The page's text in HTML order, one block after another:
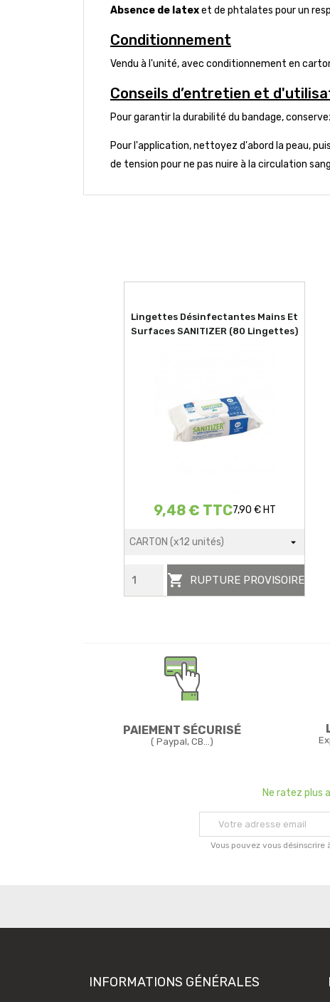
Absence de latexet de phtalates pour un
Conditionnement
Vendu à l'unité, avec conditionnement en
Conseils d’entretien et
Pour garantir la durabilité du bandage,
Pour l'application, nettoyez d'abord la peau,
de tension pour ne pas nuire à la circulation
Lingettes Désinfectantes Mains Et
Surfaces SANITIZER (80 Lingettes)
9,48 € TTC7,90 € HT
 RUPTURE PROVISOIRE
PAIEMENT SÉCURISÉ
( Paypal, CB...)
Ne ratez plus
Vous pouvez vous
INFORMATIONS GÉNÉRALES